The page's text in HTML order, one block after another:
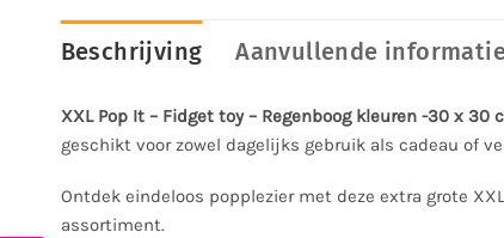
Beschrijving Aanvullende
XXL Pop It – Fidget toy – Regenboog kleuren -30 x 30
geschikt voor zowel dagelijks gebruik als cadeau of
Ontdek eindeloos popplezier met deze extra grote
assortiment.